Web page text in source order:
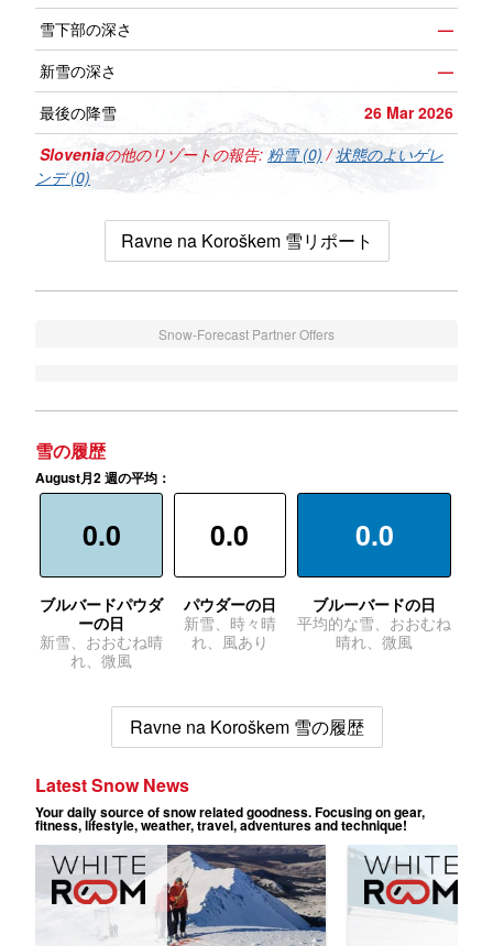
雪下部の深さ
—
新雪の深さ
—
最後の降雪
26 Mar 2026
Sloveniaの他のリゾートの報告: 粉雪 (0) /状態のよいゲレ
ンデ (0)
Ravne na Koroškem 雪リポート
Snow-Forecast Partner Offers
雪の履歴
August月2 週の平均：
0.0
ブルバードパウダ
ーの日
新雪、おおむね晴
れ、微風
0.0
パウダーの日
新雪、時々晴
れ、風あり
0.0
ブルーバードの日
平均的な雪、おおむね
晴れ、微風
Ravne na Koroškem 雪の履歴